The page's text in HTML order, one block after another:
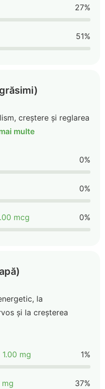
27%
51%
creștere și reglarea
multe
0%
0%
mcg 0%
la
și la creșterea
1.00 mg 1%
37%